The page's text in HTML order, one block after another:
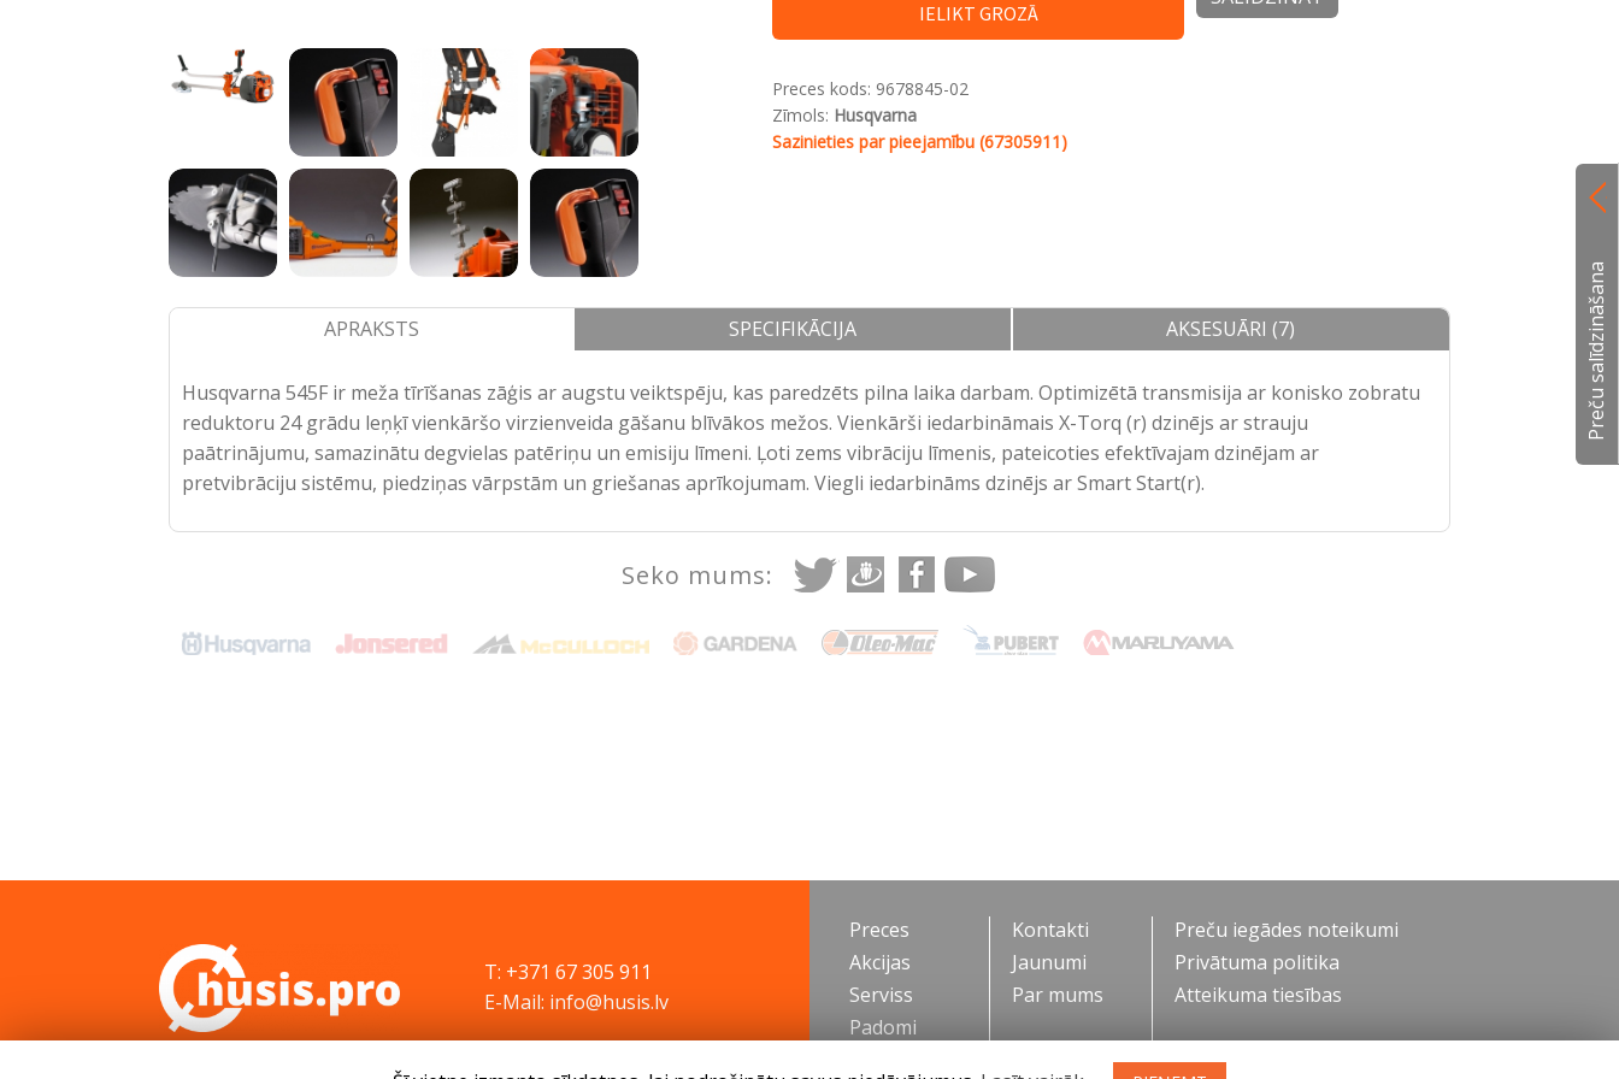
Preču salīdzināšana
automātiski atgriežas starta pozīcijā, lai iedarbināšana
būtu bez jebkādām raizēm.
IELIKT GROZĀ
Preces kods: 9678845-02
Zīmols: Husqvarna
Sazinieties par pieejamību (67305911)
APRAKSTS SPECIFIKĀCIJA AKSESUĀRI (7)
Husqvarna 545F ir meža tīrīšanas zāģis ar augstu veiktspēju, kas paredzēts pilna laika darbam. Optimizētā transmisija ar konisko zobratu
reduktoru 24 grādu leņķī vienkāršo virzienveida gāšanu blīvākos mežos. Vienkārši iedarbināmais X-Torq (r) dzinējs ar strauju
paātrinājumu, samazinātu degvielas patēriņu un emisiju līmeni. Ļoti zems vibrāciju līmenis, pateicoties efektīvajam dzinējam ar
pretvibrāciju sistēmu, piedziņas vārpstām un griešanas aprīkojumam. Viegli iedarbināms dzinējs ar Smart Start(r).
Seko mums:
T: +371 67 305 911
E-Mail: info@husis.lv
Preces
Akcijas
Serviss
Padomi
Kontakti
Jaunumi
Par mums
Preču iegādes noteikumi
Privātuma politika
Atteikuma tiesības